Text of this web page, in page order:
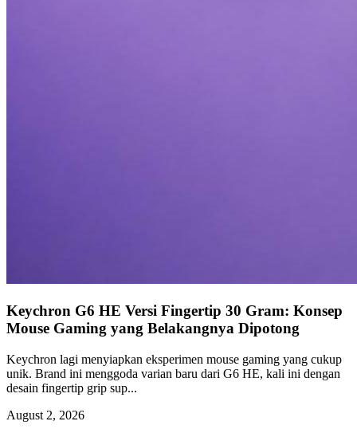
Keychron G6 HE Versi Fingertip 30 Gram: Konsep
Mouse Gaming yang Belakangnya Dipotong
Keychron lagi menyiapkan eksperimen mouse gaming yang cukup
unik. Brand ini menggoda varian baru dari G6 HE, kali ini dengan
desain fingertip grip sup...
August 2, 2026